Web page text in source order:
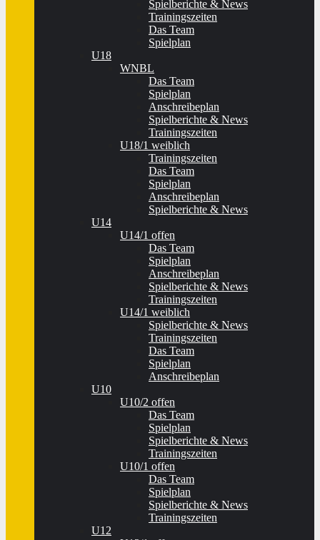
Spielberichte & News
Trainingszeiten
Das Team
Spielplan
U18
WNBL
Das Team
Spielplan
Anschreibeplan
Spielberichte & News
Trainingszeiten
U18/1 weiblich
Trainingszeiten
Das Team
Spielplan
Anschreibeplan
Spielberichte & News
U14
U14/1 offen
Das Team
Spielplan
Anschreibeplan
Spielberichte & News
Trainingszeiten
U14/1 weiblich
Spielberichte & News
Trainingszeiten
Das Team
Spielplan
Anschreibeplan
U10
U10/2 offen
Das Team
Spielplan
Spielberichte & News
Trainingszeiten
U10/1 offen
Das Team
Spielplan
Spielberichte & News
Trainingszeiten
U12